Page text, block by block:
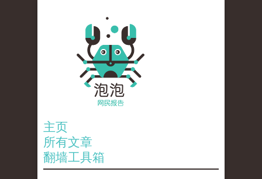
主页
所有文章
翻墙工具箱